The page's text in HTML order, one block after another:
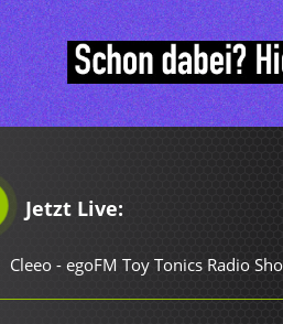
Jetzt Live:
Cleeo - egoFM Toy Tonics Radio